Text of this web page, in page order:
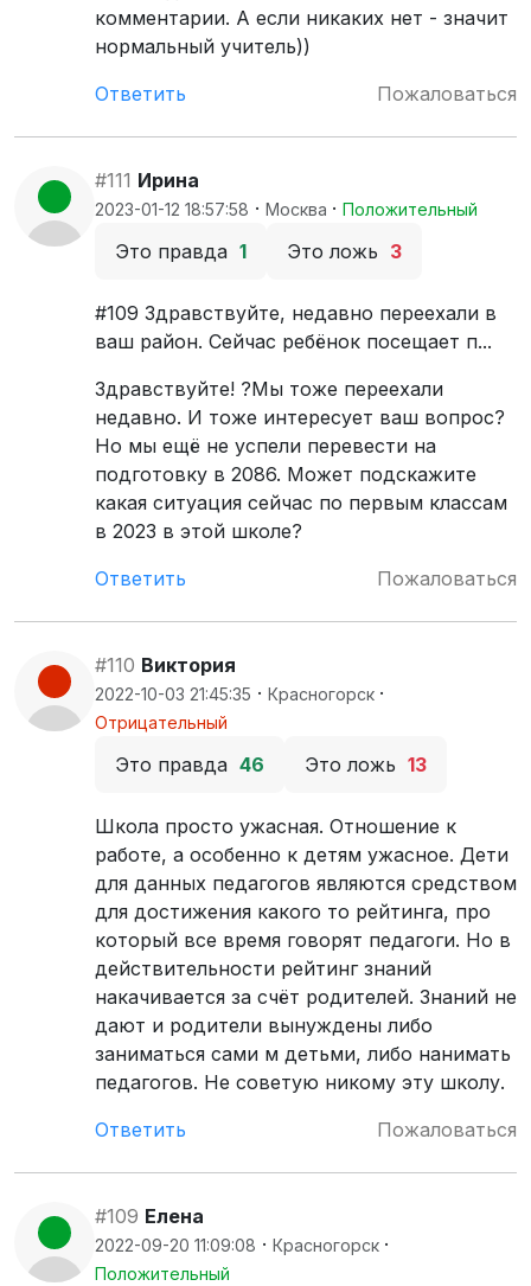
комментарии. А если никаких нет - значит
нормальный учитель))
Ответить
Пожаловаться
#111 Ирина
2023-01-12 18:57:58 · Москва · Положительный
Это правда 1 Это ложь 3
#109 Здравствуйте, недавно переехали в
ваш район. Сейчас ребёнок посещает п...
Здравствуйте! ?Мы тоже переехали
недавно. И тоже интересует ваш вопрос?
Но мы ещё не успели перевести на
подготовку в 2086. Может подскажите
какая ситуация сейчас по первым классам
в 2023 в этой школе?
Ответить
Пожаловаться
#110 Виктория
2022-10-03 21:45:35 · Красногорск ·
Отрицательный
Это правда 46 Это ложь 13
Школа просто ужасная. Отношение к
работе, а особенно к детям ужасное. Дети
для данных педагогов являются средством
для достижения какого то рейтинга, про
который все время говорят педагоги. Но в
действительности рейтинг знаний
накачивается за счёт родителей. Знаний не
дают и родители вынуждены либо
заниматься сами м детьми, либо нанимать
педагогов. Не советую никому эту школу.
Ответить
Пожаловаться
#109 Елена
2022-09-20 11:09:08 · Красногорск ·
Положительный